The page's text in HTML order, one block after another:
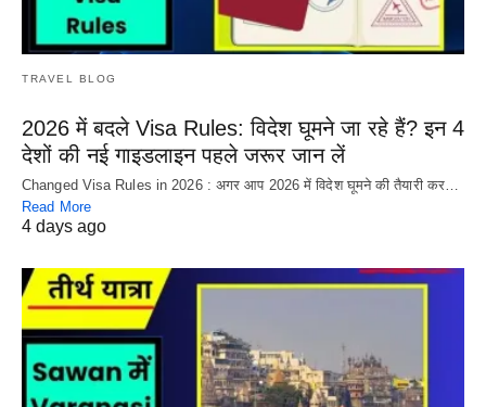
TRAVEL BLOG
2026 में बदले Visa Rules: विदेश घूमने जा रहे हैं? इन 4
देशों की नई गाइडलाइन पहले जरूर जान लें
Changed Visa Rules in 2026 : अगर आप 2026 में विदेश घूमने की तैयारी कर…
Read More
4 days ago